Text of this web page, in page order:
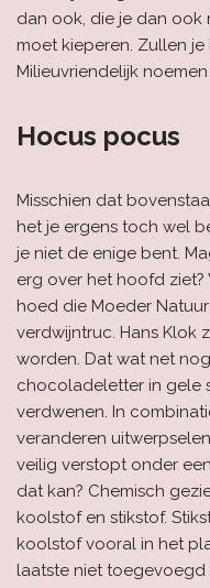
dan ook, die je dan ook
moet kieperen. Zullen
Milieuvriendelijk
Hocus pocus
Misschien dat
het je ergens toch wel
je niet de enige bent.
erg over het hoofd ziet?
hoed die Moeder
verdwijntruc. Hans Klok
worden. Dat wat net
chocoladeletter in gele
verdwenen. In
veranderen
veilig verstopt onder
dat kan? Chemisch
koolstof en stikstof.
koolstof vooral in het
laatste niet toegevoegd